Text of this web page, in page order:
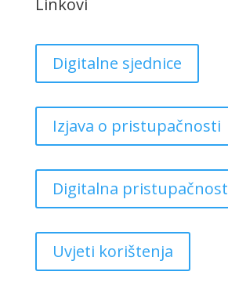
Linkovi
Digitalne sjednice
Izjava o pristupačnosti
Digitalna pristupačnost
Uvjeti korištenja